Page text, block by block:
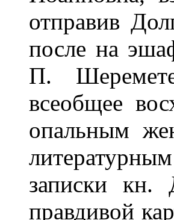
отправив
после на
П.
всеобщее
опальным
записки кн.
правдивой